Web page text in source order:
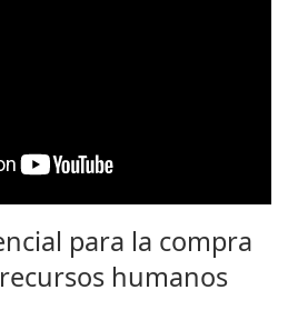
para la compra
humanos